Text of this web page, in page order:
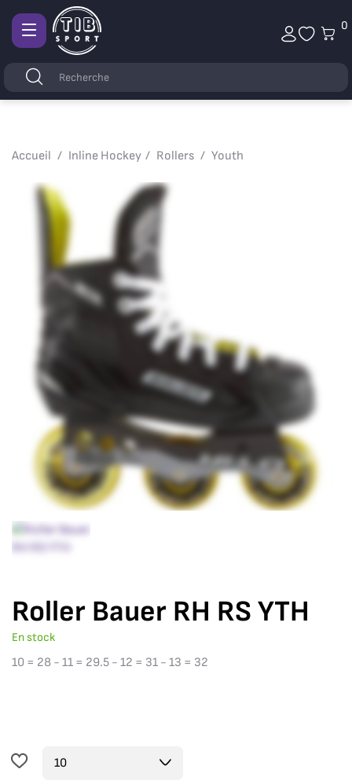
0
Mots
Rechercher
Afficher
navigation
Accueil Inline Hockey Rollers Youth
Roller Bauer RH RS YTH
En stock
10 = 28 - 11 = 29.5 - 12 = 31 - 13 = 32